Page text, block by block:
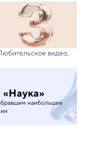
видео,
наибольшее